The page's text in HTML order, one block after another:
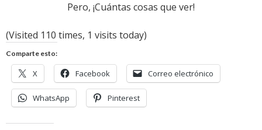
Pero, ¡Cuántas cosas que ver!
(Visited 110 times, 1 visits today)
Comparte esto:
X Facebook Correo electrónico
WhatsApp Pinterest